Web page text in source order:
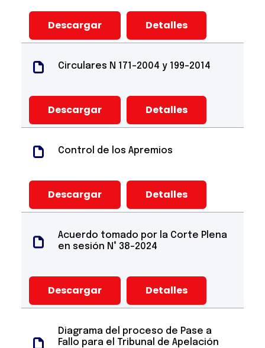
Descargar Detalles
Circulares N 171-2004 y 199-2014
Descargar Detalles
Control de los Apremios
Descargar Detalles
Acuerdo tomado por la Corte Plena
en sesión N° 38-2024
Descargar Detalles
Diagrama del proceso de Pase a
Fallo para el Tribunal de Apelación